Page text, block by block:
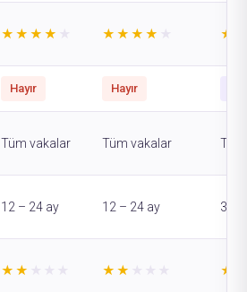
★★★★ ★★★★
Hayır Hayır
Tüm vakalar Tüm vakalar
12 – 24 ay 12 – 24 ay 3 –
★★ ★★